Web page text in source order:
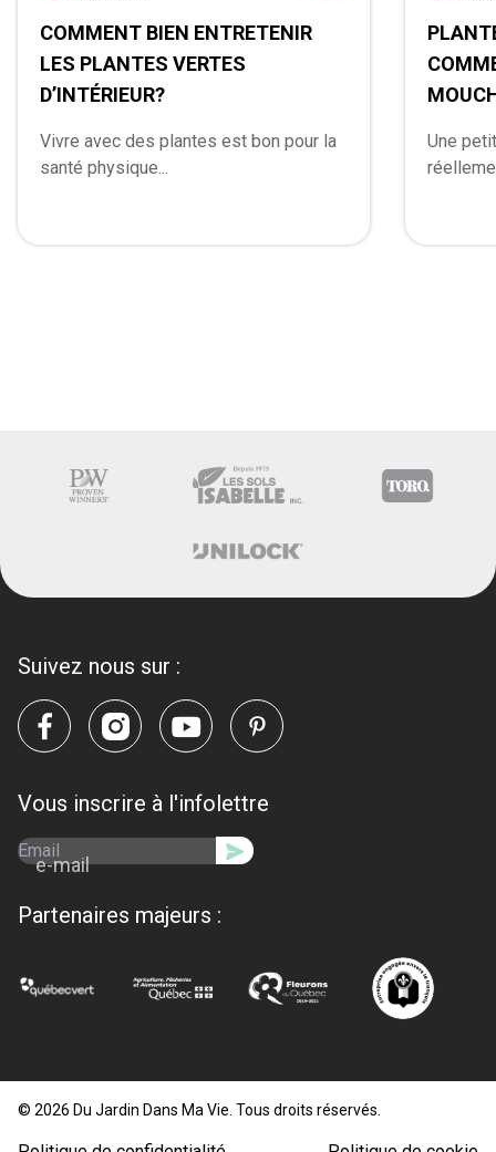
COMMENT BIEN ENTRETENIR
LES PLANTES VERTES
D’INTÉRIEUR?
Vivre avec des plantes est bon pour la
santé physique...
Une
Suivez nous sur :
Vous inscrire à l'infolettre
e-mail
Partenaires majeurs :
© 2026 Du Jardin Dans Ma Vie. Tous droits réservés.